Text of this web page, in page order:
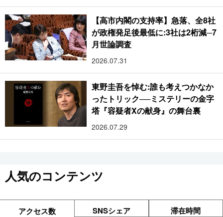
【高市内閣の支持率】急落、全8社
が政権発足後最低に:3社は2桁減─7
月世論調査
2026.07.31
東野圭吾を悼む:誰も考えつかなか
ったトリック──ミステリーの金字
塔『容疑者Xの献身』の舞台裏
2026.07.29
人気のコンテンツ
アクセス数 SNSシェア 滞在時間